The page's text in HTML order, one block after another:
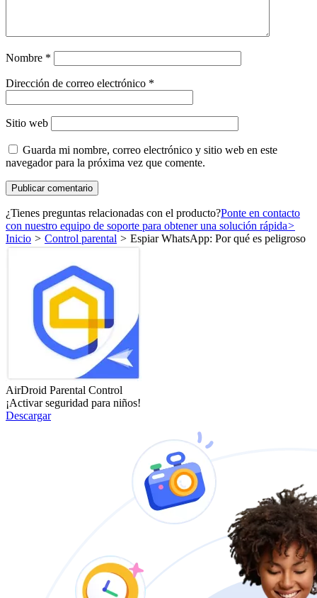
Nombre *
Dirección de correo electrónico *
Sitio web
Guarda mi nombre, correo electrónico y sitio web en este
navegador para la próxima vez que comente.
¿Tienes preguntas relacionadas con el producto?Ponte en contacto
con nuestro equipo de soporte para obtener una solución rápida>
Inicio > Control parental > Espiar WhatsApp: Por qué es peligroso
AirDroid Parental Control
¡Activar seguridad para niños!
Descargar